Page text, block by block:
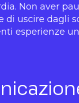
Non aver
di uscire dagli
esperienze